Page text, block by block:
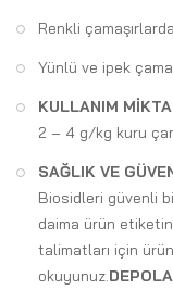
Renkli
Yünlü ve ipek
KULLANIM
2 – 4 g/kg kuru
SAĞLIK VE
Biosidleri güvenli
daima ürün
talimatları için
okuyunuz.